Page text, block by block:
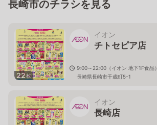
長崎市のチラシを見る
22枚
イオン
チトセピア店
9:00～22:00（イオン 地下1F食品）
長崎県長崎市千歳町5-1
イオン
長崎店